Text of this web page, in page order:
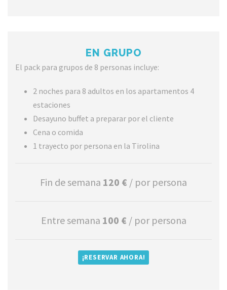
EN GRUPO
El pack para grupos de 8 personas incluye:
2 noches para 8 adultos en los apartamentos 4
estaciones
Desayuno buffet a preparar por el cliente
Cena o comida
1 trayecto por persona en la Tirolina
Fin de semana 120 € / por persona
Entre semana 100 € / por persona
¡RESERVAR AHORA!